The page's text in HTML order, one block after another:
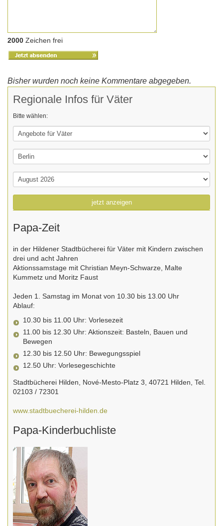
2000 Zeichen frei
Bisher wurden noch keine Kommentare abgegeben.
Regionale Infos für Väter
Bitte wählen:
jetzt anzeigen
Papa-Zeit
in der Hildener Stadtbücherei für Väter mit Kindern zwischen
drei und acht Jahren
Aktionssamstage mit Christian Meyn-Schwarze, Malte
Kummetz und Moritz Faust
Jeden 1. Samstag im Monat von 10.30 bis 13.00 Uhr
Ablauf:
10.30 bis 11.00 Uhr: Vorlesezeit
11.00 bis 12.30 Uhr: Aktionszeit: Basteln, Bauen und
Bewegen
12.30 bis 12.50 Uhr: Bewegungsspiel
12.50 Uhr: Vorlesegeschichte
Stadtbücherei Hilden, Nové-Mesto-Platz 3, 40721 Hilden, Tel.
02103 / 72301
www.stadtbuecherei-hilden.de
Papa-Kinderbuchliste